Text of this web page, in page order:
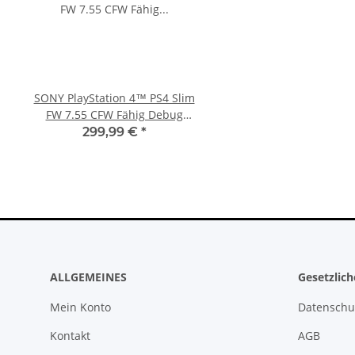
SONY PlayStation 4™ PS4 Slim
FW 7.55 CFW Fähig Debug
Settings - 500GB CUH-2016A
299,99 € *
ALLGEMEINES
Mein Konto
Kontakt
AGB